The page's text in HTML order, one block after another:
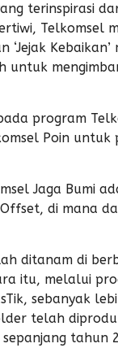
terinspirasi
Telkomsel
untuk
program
Poin untuk
Jaga Bumi
di mana
ditanam di
itu, melalui
sebanyak
telah
tahun